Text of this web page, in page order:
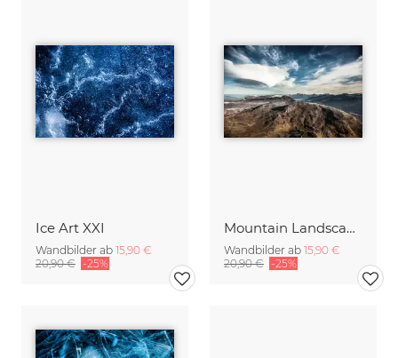
Ice Art XXI
Wandbilder ab 15,90 €
20,90 € -25%
Mountain Landscape
Wandbilder ab 15,90 €
20,90 € -25%